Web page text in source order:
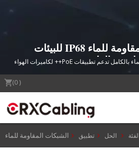
حلول شبكية مقاومة للماء IP68 للبيئات
القاسية
أنظمة كابلات هيكلية مقاومة للماء بالكامل تدعم تطبيقات PoE++ لكاميرات الهواء
والبنية التحتية للنقل الذكي
)
الحل تطبيق الشبكات المقاومة للماء